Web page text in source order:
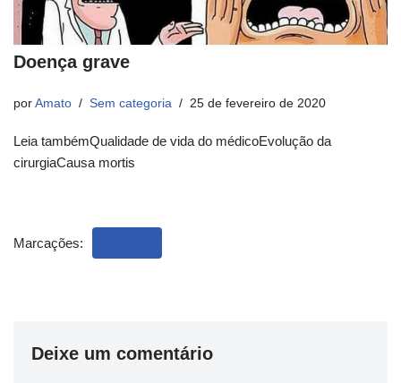
Doença grave
por Amato Sem categoria 25 de fevereiro de 2020
Leia tambémQualidade de vida do médicoEvolução da
cirurgiaCausa mortis
Marcações:
Deixe um comentário